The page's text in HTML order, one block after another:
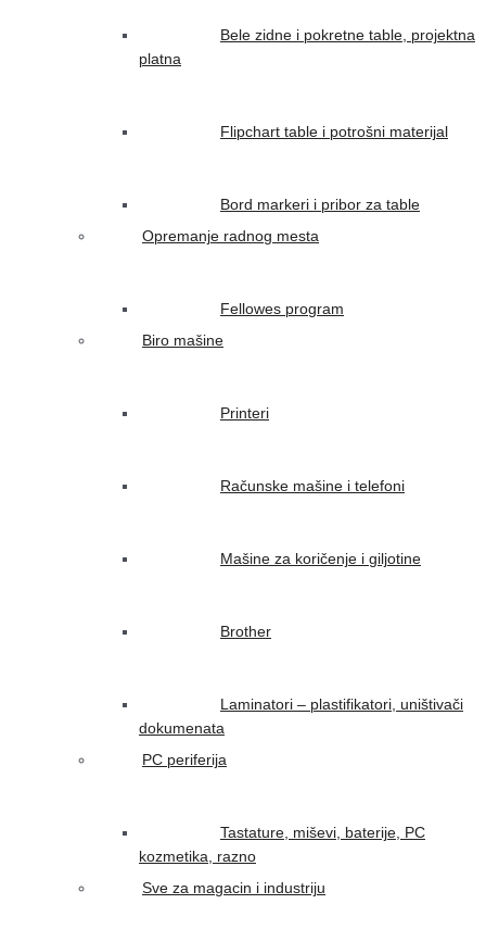
Bele zidne i pokretne table, projektna
platna
Flipchart table i potrošni materijal
Bord markeri i pribor za table
Opremanje radnog mesta
Fellowes program
Biro mašine
Printeri
Računske mašine i telefoni
Mašine za koričenje i giljotine
Brother
Laminatori – plastifikatori, uništivači
dokumenata
PC periferija
Tastature, miševi, baterije, PC
kozmetika, razno
Sve za magacin i industriju